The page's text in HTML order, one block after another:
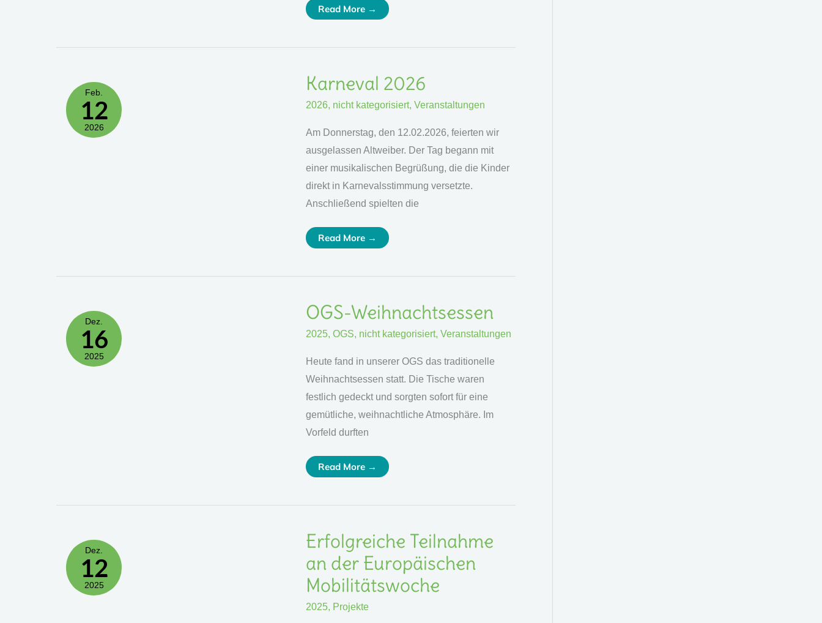
Read More →
Feb.
12
2026
Karneval 2026
2026, nicht kategorisiert, Veranstaltungen
Am Donnerstag, den 12.02.2026, feierten wir
ausgelassen Altweiber. Der Tag begann mit
einer musikalischen Begrüßung, die die Kinder
direkt in Karnevalsstimmung versetzte.
Anschließend spielten die
2026
Read More →
Dez.
16
2025
OGS-Weihnachtsessen
2025, OGS, nicht kategorisiert, Veranstaltungen
Heute fand in unserer OGS das traditionelle
Weihnachtsessen statt. Die Tische waren
festlich gedeckt und sorgten sofort für eine
gemütliche, weihnachtliche Atmosphäre. Im
Vorfeld durften
OGS-
Weihnachtsessen
Read More →
Dez.
12
2025
Erfolgreiche Teilnahme
an der Europäischen
Mobilitätswoche
2025, Projekte
Erfolgreiche
Teilnahme
An
Der
Europäischen
Mobilitätswoche